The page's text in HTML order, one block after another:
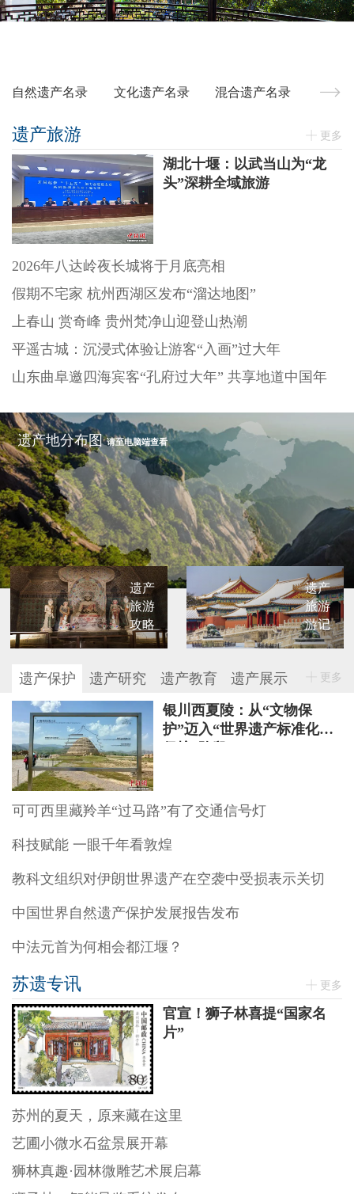
自然遗产名录 文化遗产名录 混合遗产名录
遗产旅游 更多
湖北十堰：以武当山为“龙
头”深耕全域旅游
2026年八达岭夜长城将于月底亮相
假期不宅家 杭州西湖区发布“溜达地图”
上春山 赏奇峰 贵州梵净山迎登山热潮
平遥古城：沉浸式体验让游客“入画”过大年
山东曲阜邀四海宾客“孔府过大年” 共享地道中国年
遗产地分布图请至电脑端查看
遗产
旅游
攻略
遗产
旅游
游记
遗产保护 遗产研究 遗产教育 遗产展示 更多
银川西夏陵：从“文物保
护”迈入“世界遗产标准化
可可西里藏羚羊“过马路”有了交通信号灯
科技赋能 一眼千年看敦煌
教科文组织对伊朗世界遗产在空袭中受损表示关切
中国世界自然遗产保护发展报告发布
中法元首为何相会都江堰？
苏遗专讯 更多
官宣！狮子林喜提“国家名
片”
苏州的夏天，原来藏在这里
艺圃小微水石盆景展开幕
狮林真趣·园林微雕艺术展启幕